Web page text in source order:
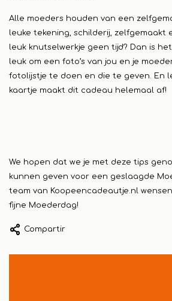
Alle moeders houden van een
leuke tekening, schilderij, zelfgemaakt
leuk knutselwerkje geen tijd? Dan is
leuk om een foto’s van jou en je
fotolijstje te doen en die te geven. En
kaartje maakt dit cadeau helemaal af!
We hopen dat we je met deze tips
kunnen geven voor een geslaagde
team van Koopeencadeautje.nl
fijne Moederdag!
Compartir